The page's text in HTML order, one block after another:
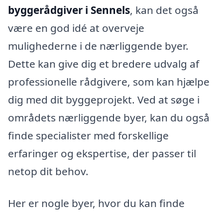
byggerådgiver i Sennels, kan det også
være en god idé at overveje
mulighederne i de nærliggende byer.
Dette kan give dig et bredere udvalg af
professionelle rådgivere, som kan hjælpe
dig med dit byggeprojekt. Ved at søge i
områdets nærliggende byer, kan du også
finde specialister med forskellige
erfaringer og ekspertise, der passer til
netop dit behov.
Her er nogle byer, hvor du kan finde